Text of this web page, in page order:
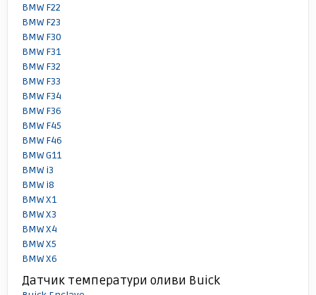
BMW F22
BMW F23
BMW F30
BMW F31
BMW F32
BMW F33
BMW F34
BMW F36
BMW F45
BMW F46
BMW G11
BMW i3
BMW i8
BMW X1
BMW X3
BMW X4
BMW X5
BMW X6
Датчик температури оливи Buick